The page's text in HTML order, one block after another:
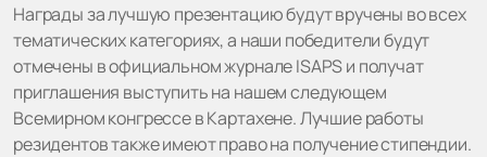
Награды за лучшую презентацию будут вручены во всех
тематических категориях, а наши победители будут
отмечены в официальном журнале ISAPS и получат
приглашения выступить на нашем следующем
Всемирном конгрессе в Картахене. Лучшие работы
резидентов также имеют право на получение стипендии.